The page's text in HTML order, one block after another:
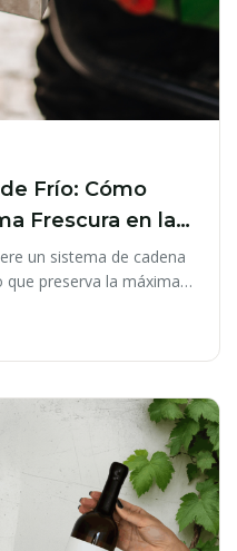
Frío: Cómo
Frescura en la
un sistema de cadena
preserva la máxima